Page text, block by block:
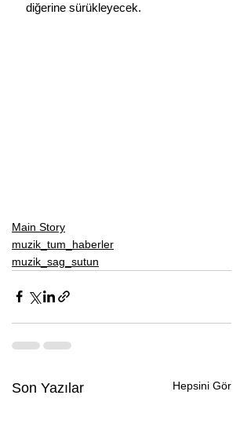
diğerine sürükleyecek.
Main Story
muzik_tum_haberler
muzik_sag_sutun
Son Yazılar Hepsini Gör